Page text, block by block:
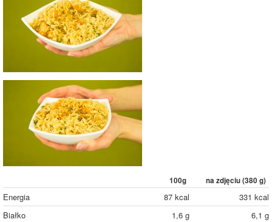
100g na zdjęciu (380 g)
Energia 87 kcal
331 kcal
Białko
1,6 g
6,1 g